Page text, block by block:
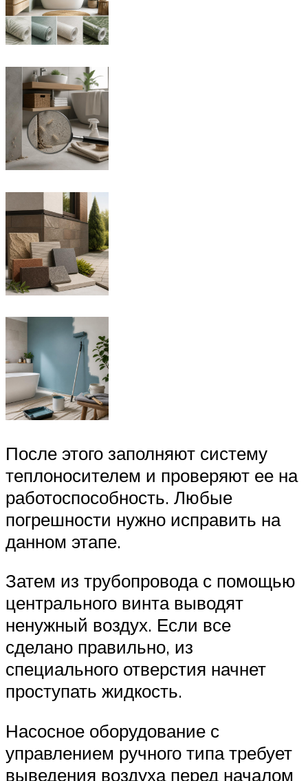
После этого заполняют систему
теплоносителем и проверяют ее на
работоспособность. Любые
погрешности нужно исправить на
данном этапе.
Затем из трубопровода с помощью
центрального винта выводят
ненужный воздух. Если все
сделано правильно, из
специального отверстия начнет
проступать жидкость.
Насосное оборудование с
управлением ручного типа требует
выведения воздуха перед началом